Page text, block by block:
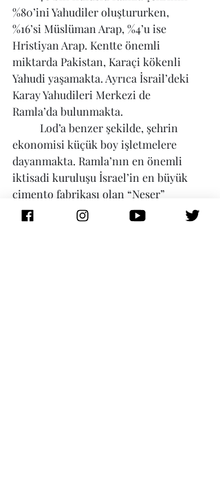
%80’ini Yahudiler oluştururken,
%16’si Müslüman Arap, %4’u ise
Hristiyan Arap. Kentte önemli
miktarda Pakistan, Karaçi kökenli
Yahudi yaşamakta. Ayrıca İsrail’deki
Karay Yahudileri Merkezi de
Ramla’da bulunmakta.
ekonomisi küçük boy işletmelere
dayanmakta. Ramla’nın en önemli
iktisadi kuruluşu İsrael’in en büyük
çimento fabrikası olan “Neşer”
firması.